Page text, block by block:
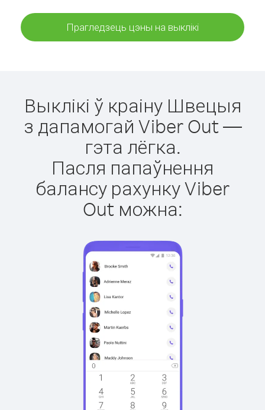
Прагледзець цэны на выклікі
Выклікі ў краіну Швецыя
з дапамогай Viber Out —
гэта лёгка.
Пасля папаўнення
балансу рахунку Viber
Out можна: